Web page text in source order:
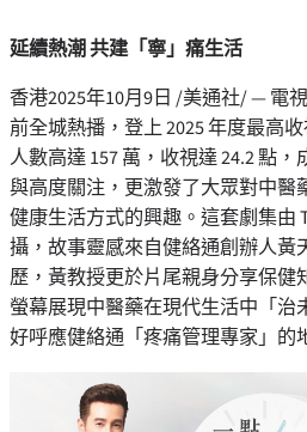
延續熱潮 共建「寧」痛生活
香港2025年10月9日 /美通社/ — 電
前全城熱播，登上 2025 年度最高
人數高達 157 萬，收視達 24.2 點
與高度關注，更激發了大眾對中醫
健康生活方式的興趣。這套劇集由
攝，故事靈感來自健絡通創辦人黃
歷，黃教授更於片尾親身分享保健
螢幕展現中醫藥在現代生活中「治
好呼應健絡通「疼痛管理專家」的